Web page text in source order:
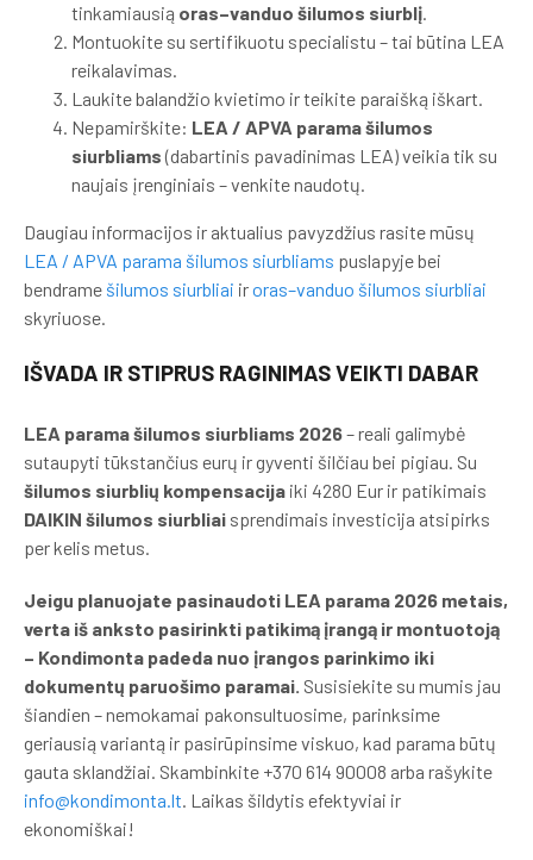
tinkamiausią oras–vanduo šilumos siurblį.
Montuokite su sertifikuotu specialistu – tai būtina LEA
reikalavimas.
Laukite balandžio kvietimo ir teikite paraišką iškart.
Nepamirškite: LEA / APVA parama šilumos
siurbliams(dabartinis pavadinimas LEA) veikia tik su
naujais įrenginiais – venkite naudotų.
Daugiau informacijos ir aktualius pavyzdžius rasite mūsų
LEA / APVA parama šilumos siurbliams puslapyje bei
bendrame šilumos siurbliai iroras–vanduo šilumos siurbliai
skyriuose.
IŠVADA IR STIPRUS RAGINIMAS VEIKTI DABAR
LEA parama šilumos siurbliams 2026– reali galimybė
sutaupyti tūkstančius eurų ir gyventi šilčiau bei pigiau. Su
šilumos siurblių kompensacija iki 4280 Eur ir patikimais
DAIKIN šilumos siurbliai sprendimais investicija atsipirks
per kelis metus.
Jeigu planuojate pasinaudoti LEA parama 2026 metais,
verta iš anksto pasirinkti patikimą įrangą ir montuotoją
– Kondimonta padeda nuo įrangos parinkimo iki
dokumentų paruošimo paramai. Susisiekite su mumis jau
šiandien – nemokamai pakonsultuosime, parinksime
geriausią variantą ir pasirūpinsime viskuo, kad parama būtų
gauta sklandžiai. Skambinkite +370 614 90008 arba rašykite
info@kondimonta.lt. Laikas šildytis efektyviai ir
ekonomiškai!